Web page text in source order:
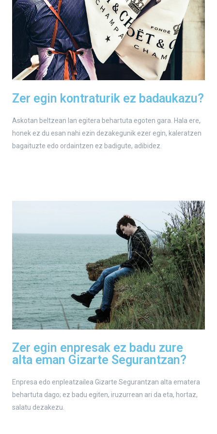
Zer egin kontraturik ez badaukazu?
Askotan beltzean lan egitera behartuta egoten gara. Hala ere,
honek ez du esan nahi ezin dezakegunik ezer egin, kaleratzen
bagaituzte edo ordaintzen ez badigute, adibidez.
Zer egin enpresak ez badu zure
alta eman Gizarte Segurantzan?
Enpresa edo enpleatzailea Gizarte Segurantzan alta ematera
behartuta dago; ez badu egiten, iruzurrean ari da eta, hortaz,
salatu dezakezu.